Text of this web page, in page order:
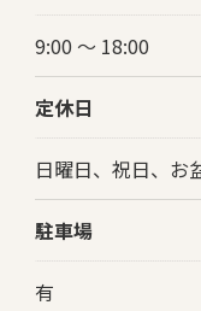
9:00 〜 18:00
定休日
日曜日、祝日、お
駐車場
有